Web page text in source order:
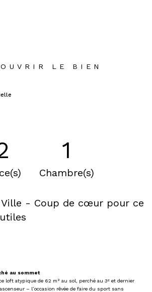
LE BIEN
1
Chambre(s)
Ville - Coup de cœur pour ce
au sommet
loft atypique de 62 m² au sol, perché au 3ᵉ et dernier
– l’occasion rêvée de faire du sport sans